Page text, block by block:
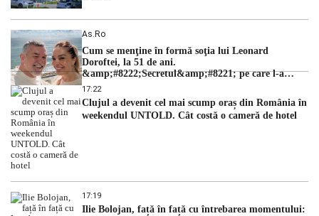
As.ro
Cum se menţine în formă soţia lui Leonard
Doroftei, la 51 de ani.
&amp;#8222;Secretul&amp;#8221; pe care l-a
dezvăluit
17:22
Clujul a devenit cel mai scump oraș din România în
weekendul UNTOLD. Cât costă o cameră de hotel
17:19
Ilie Bolojan, față în față cu întrebarea momentului: